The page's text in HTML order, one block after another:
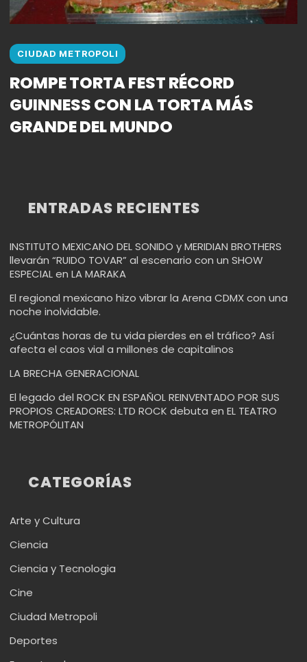
CIUDAD METROPOLI
ROMPE TORTA FEST RÉCORD
GUINNESS CON LA TORTA MÁS
GRANDE DEL MUNDO
ENTRADAS RECIENTES
INSTITUTO MEXICANO DEL SONIDO y MERIDIAN BROTHERS
llevarán “RUIDO TOVAR” al escenario con un SHOW
ESPECIAL en LA MARAKA
El regional mexicano hizo vibrar la Arena CDMX con una
noche inolvidable.
¿Cuántas horas de tu vida pierdes en el tráfico? Así
afecta el caos vial a millones de capitalinos
LA BRECHA GENERACIONAL
El legado del ROCK EN ESPAÑOL REINVENTADO POR SUS
PROPIOS CREADORES: LTD ROCK debuta en EL TEATRO
METROPÓLITAN
CATEGORÍAS
Arte y Cultura
Ciencia
Ciencia y Tecnologia
Cine
Ciudad Metropoli
Deportes